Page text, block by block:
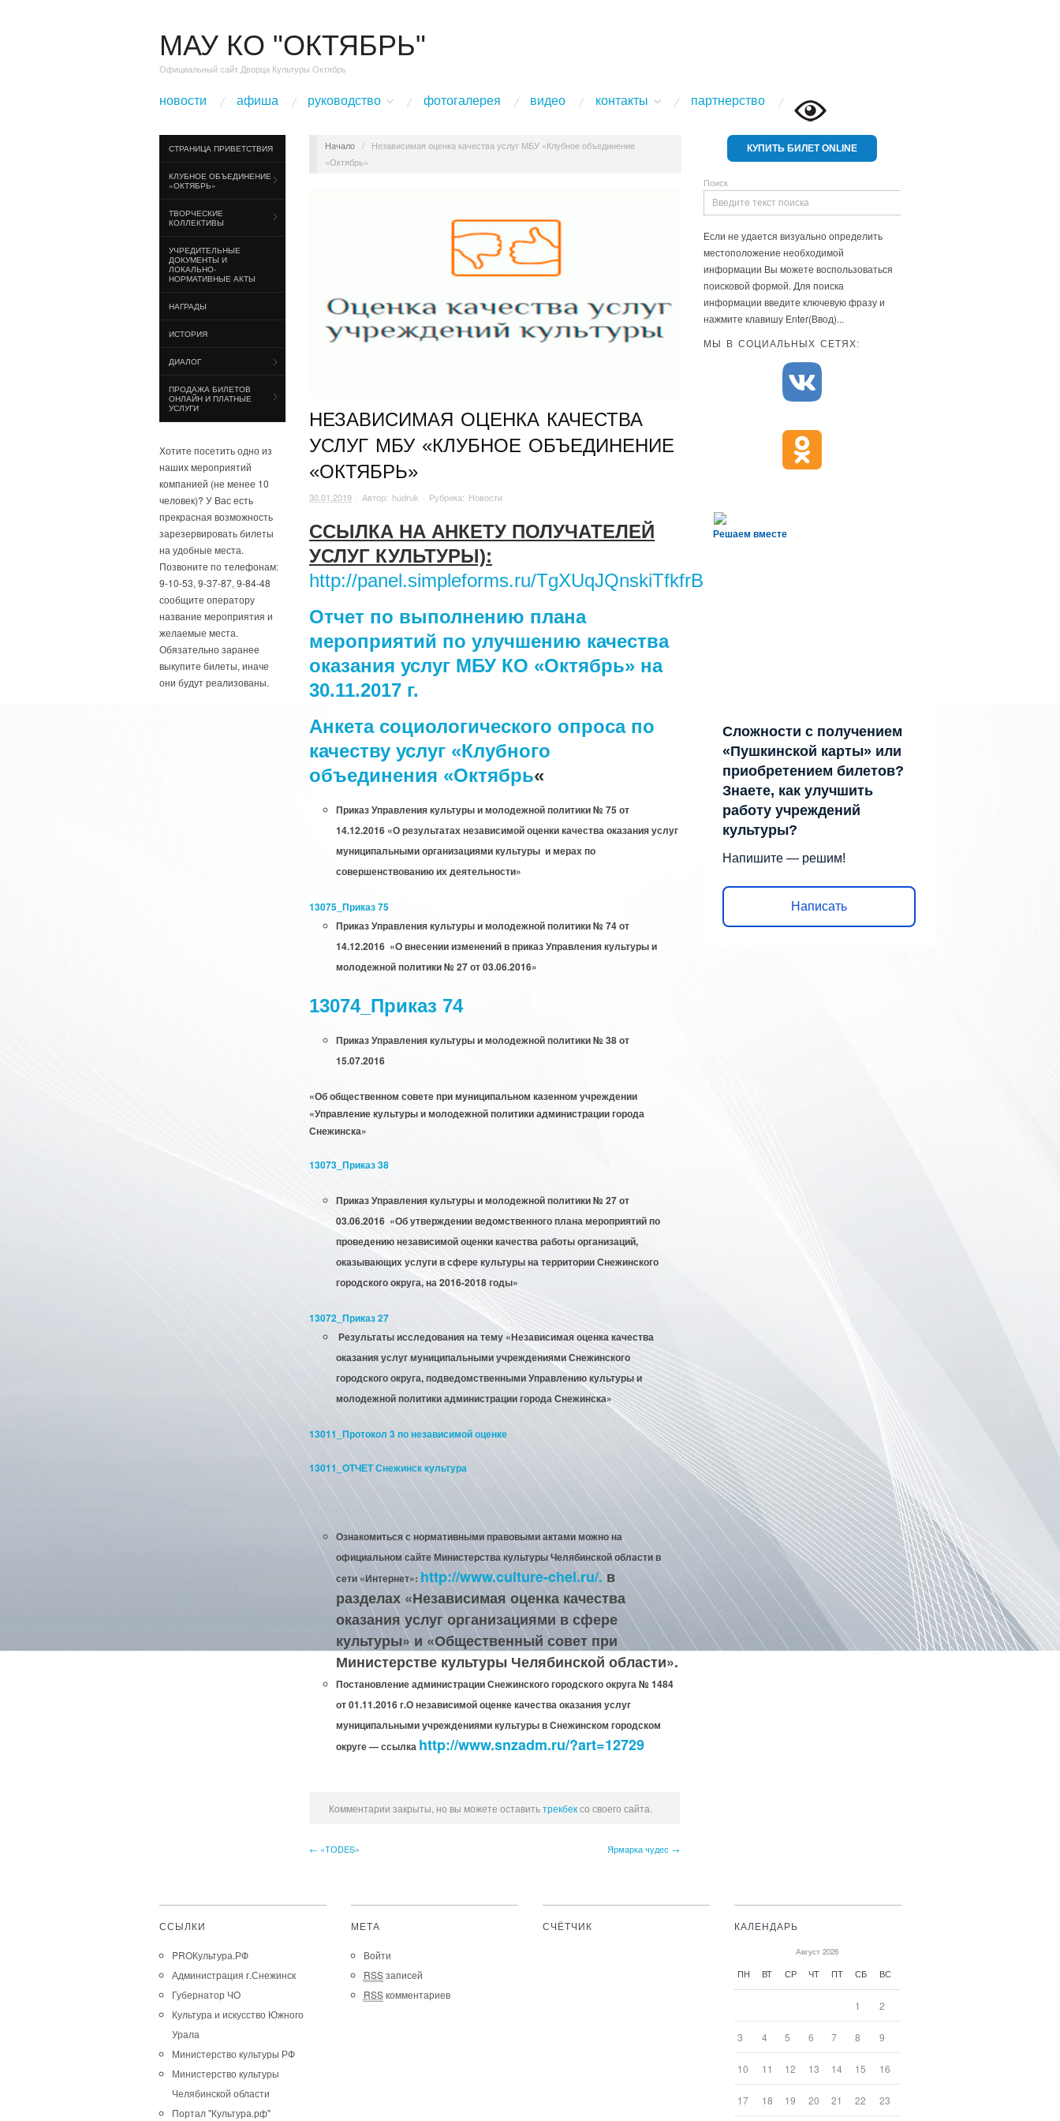
МАУ КО "ОКТЯБРЬ"
Официальный сайт Дворца Культуры Октябрь
новости афиша руководство фотогалерея видео контакты партнерство
СТРАНИЦА ПРИВЕТСТВИЯ
КЛУБНОЕ ОБЪЕДИНЕНИЕ
«ОКТЯБРЬ»
ТВОРЧЕСКИЕ
КОЛЛЕКТИВЫ
УЧРЕДИТЕЛЬНЫЕ
ДОКУМЕНТЫ И
ЛОКАЛЬНО-
НОРМАТИВНЫЕ АКТЫ
НАГРАДЫ
ИСТОРИЯ
ДИАЛОГ
ПРОДАЖА БИЛЕТОВ
ОНЛАЙН И ПЛАТНЫЕ
УСЛУГИ
Хотите посетить одно из
наших мероприятий
компанией (не менее 10
человек)? У Вас есть
прекрасная возможность
зарезервировать билеты
на удобные места.
Позвоните по телефонам:
9-10-53, 9-37-87, 9-84-48
сообщите оператору
название мероприятия и
желаемые места.
Обязательно заранее
выкупите билеты, иначе
они будут реализованы.
Начало /
Независимая оценка качества услуг МБУ «Клубное объединение
«Октябрь»
НЕЗАВИСИМАЯ ОЦЕНКА КАЧЕСТВА
УСЛУГ МБУ «КЛУБНОЕ ОБЪЕДИНЕНИЕ
«ОКТЯБРЬ»
30.01.2019 · Автор: hudruk · Рубрика: Новости
ССЫЛКА НА АНКЕТУ ПОЛУЧАТЕЛЕЙ
УСЛУГ КУЛЬТУРЫ):
http://panel.simpleforms.ru/TgXUqJQnskiTfkfrBL1VtQ
Отчет по выполнению плана
мероприятий по улучшению качества
оказания услуг МБУ КО «Октябрь» на
30.11.2017 г.
Анкета социологического опроса по
качеству услуг «Клубного
объединения «Октябрь«
Приказ Управления культуры и молодежной политики № 75 от
14.12.2016 «О результатах независимой оценки качества оказания услуг
муниципальными организациями культуры и мерах по
совершенствованию их деятельности»
13075_Приказ 75
Приказ Управления культуры и молодежной политики № 74 от
14.12.2016 «О внесении изменений в приказ Управления культуры и
молодежной политики № 27 от 03.06.2016»
13074_Приказ 74
Приказ Управления культуры и молодежной политики № 38 от
15.07.2016
«Об общественном совете при муниципальном казенном учреждении
«Управление культуры и молодежной политики администрации города
Снежинска»
13073_Приказ 38
Приказ Управления культуры и молодежной политики № 27 от
03.06.2016 «Об утверждении ведомственного плана мероприятий по
проведению независимой оценки качества работы организаций,
оказывающих услуги в сфере культуры на территории Снежинского
городского округа, на 2016-2018 годы»
13072_Приказ 27
Результаты исследования на тему «Независимая оценка качества
оказания услуг муниципальными учреждениями Снежинского
городского округа, подведомственными Управлению культуры и
молодежной политики администрации города Снежинска»
13011_Протокол 3 по независимой оценке
13011_ОТЧЕТ Снежинск культура
Ознакомиться с нормативными правовыми актами можно на
официальном сайте Министерства культуры Челябинской области в
сети «Интернет»: http://www.culture-chel.ru/.в
разделах «Независимая оценка качества
оказания услуг организациями в сфере
культуры» и «Общественный совет при
Министерстве культуры Челябинской области».
Постановление администрации Снежинского городского округа № 1484
от 01.11.2016 г.О независимой оценке качества оказания услуг
муниципальными учреждениями культуры в Снежинском городском
округе — ссылка http://www.snzadm.ru/?art=12729
Комментарии закрыты, но вы можете оставитьтрекбексо своего сайта.
← «ТОDES» Ярмарка чудес →
КУПИТЬ БИЛЕТ ONLINE
Поиск
Если не удается визуально определить
местоположение необходимой
информации Вы можете воспользоваться
поисковой формой. Для поиска
информации введите ключевую фразу и
нажмите клавишу Enter(Ввод)...
МЫ В СОЦИАЛЬНЫХ СЕТЯХ:
Решаем вместе
Сложности с получением
«Пушкинской карты» или
приобретением билетов?
Знаете, как улучшить
работу учреждений
культуры?
Напишите — решим!
Написать
ССЫЛКИ
PROКультура.РФ
Администрация г.Снежинск
Губернатор ЧО
Культура и искусство Южного
Урала
Министерство культуры РФ
Министерство культуры
Челябинской области
Портал "Культура.рф"
МЕТА
Войти
RSSзаписей
RSSкомментариев
СЧЁТЧИК КАЛЕНДАРЬ
Август 2026
ПН ВТ СР ЧТ ПТ СБ ВС
1 2
3 4 5 6 7 8 9
10 11 12 13 14 15 16
17 18 19 20 21 22 23